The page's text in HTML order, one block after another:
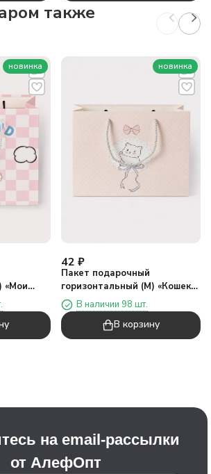
также
новинка
«Мои
новинка
42 ₽
Пакет подарочный
горизонтальный (М) «Кошек
везде два», бежевый
(25,4*20*9,5)
В наличии 98 шт.
В корзину
на email-рассылки
от АлефОпт